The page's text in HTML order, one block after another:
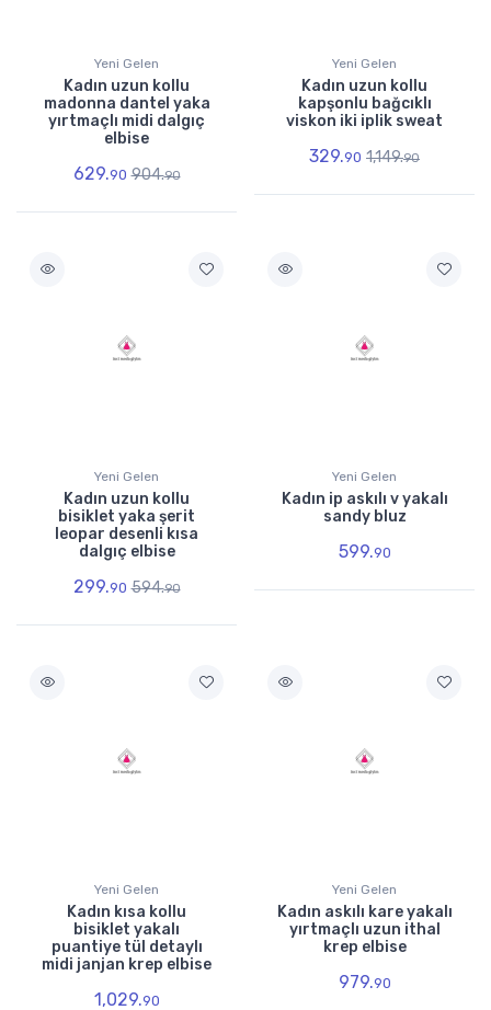
Yeni Gelen
Kadın uzun kollu
madonna dantel yaka
yırtmaçlı midi dalgıç
elbise
629.90 904.90
Yeni Gelen
Kadın uzun kollu
kapşonlu bağcıklı
viskon iki iplik sweat
329.90 1,149.90
Yeni Gelen
Kadın uzun kollu
bisiklet yaka şerit
leopar desenli kısa
dalgıç elbise
299.90 594.90
Yeni Gelen
Kadın ip askılı v yakalı
sandy bluz
599.90
Yeni Gelen
Kadın kısa kollu
bisiklet yakalı
puantiye tül detaylı
midi janjan krep elbise
1,029.90
Yeni Gelen
Kadın askılı kare yakalı
yırtmaçlı uzun ithal
krep elbise
979.90